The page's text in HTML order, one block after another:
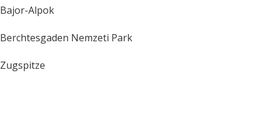
Bajor-Alpok
Berchtesgaden Nemzeti Park
Zugspitze